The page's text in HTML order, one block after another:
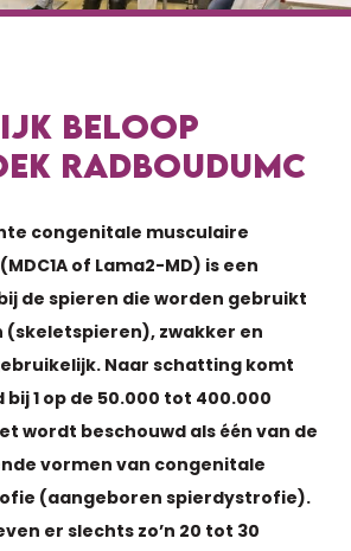
BELOOP
RADBOUDUMC
congenitale musculaire
of Lama2-MD) is een
de spieren die worden gebruikt
(skeletspieren), zwakker en
Naar schatting komt
bij 1 op de 50.000 tot 400.000
wordt beschouwd als één van de
vormen van congenitale
(aangeboren spierdystrofie).
er slechts zo’n 20 tot 30